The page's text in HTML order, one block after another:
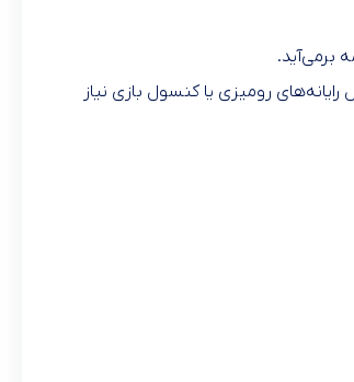
برمی‌آید.
رومیزی یا کنسول بازی نیاز